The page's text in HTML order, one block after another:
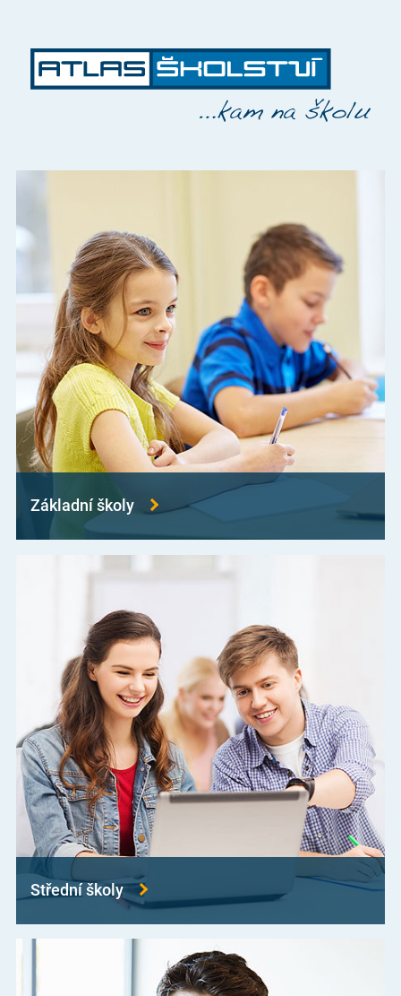
Základní školy
Střední školy